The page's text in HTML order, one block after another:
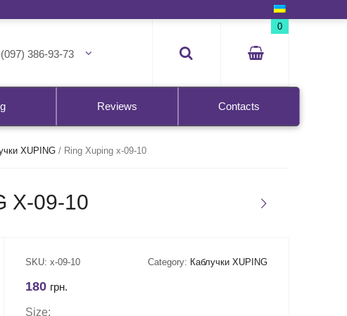
386-93-73
0
Reviews Contacts
XUPING/ Ring Xuping x-09-10
X-09-10
SKU: x-09-10 Category: Каблучки XUPING
180 грн.
Size: